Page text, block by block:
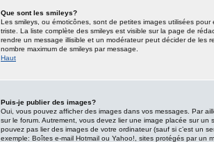
Que sont les smileys?
Les smileys, ou émoticônes, sont de petites images utilisées
triste. La liste complète des smileys est visible sur la page de
rendre un message illisible et un modérateur peut décider de les
nombre maximum de smileys par message.
Haut
Puis-je publier des images?
Oui, vous pouvez afficher des images dans vos messages. Par
sur le forum. Autrement, vous devez lier une image placée sur
pouvez pas lier des images de votre ordinateur (sauf si c’est un
exemple: Boîtes e-mail Hotmail ou Yahoo!, sites protégés par un